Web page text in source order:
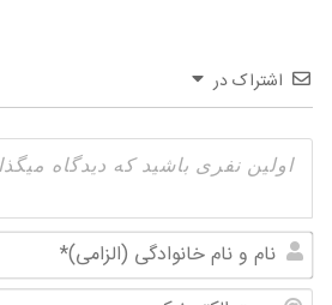
اشتراک در